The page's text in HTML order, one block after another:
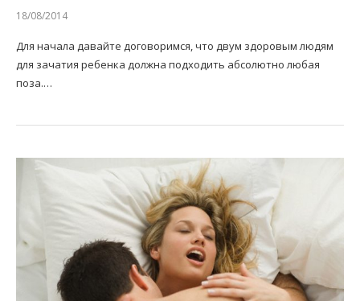
18/08/2014
Для начала давайте договоримся, что двум здоровым людям
для зачатия ребенка должна подходить абсолютно любая
поза.…